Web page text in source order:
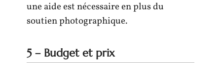
une aide est nécessaire en plus du
soutien photographique.
5 – Budget et prix